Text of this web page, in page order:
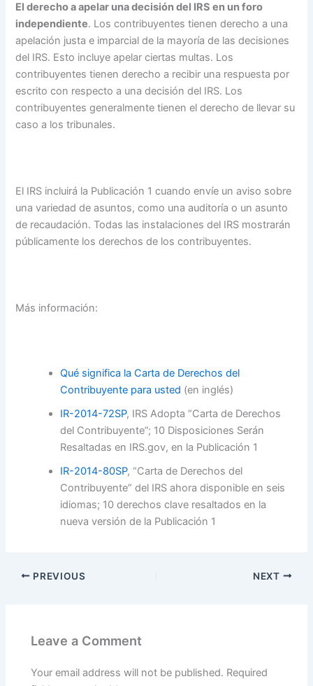
El derecho a apelar una decisión del IRS en un foro
independiente. Los contribuyentes tienen derecho a una
apelación justa e imparcial de la mayoría de las decisiones
del IRS. Esto incluye apelar ciertas multas. Los
contribuyentes tienen derecho a recibir una respuesta por
escrito con respecto a una decisión del IRS. Los
contribuyentes generalmente tienen el derecho de llevar su
caso a los tribunales.
El IRS incluirá la Publicación 1 cuando envíe un aviso sobre
una variedad de asuntos, como una auditoría o un asunto
de recaudación. Todas las instalaciones del IRS mostrarán
públicamente los derechos de los contribuyentes.
Más información:
Qué significa la Carta de Derechos del
Contribuyente para usted (en inglés)
IR-2014-72SP, IRS Adopta “Carta de Derechos
del Contribuyente”; 10 Disposiciones Serán
Resaltadas en IRS.gov, en la Publicación 1
IR-2014-80SP, “Carta de Derechos del
Contribuyente” del IRS ahora disponible en seis
idiomas; 10 derechos clave resaltados en la
nueva versión de la Publicación 1
PREVIOUS NEXT
Leave a Comment
Your email address will not be published. Required